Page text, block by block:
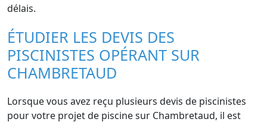
délais.
ÉTUDIER LES DEVIS DES
PISCINISTES OPÉRANT SUR
CHAMBRETAUD
Lorsque vous avez reçu plusieurs devis de piscinistes
pour votre projet de piscine sur Chambretaud, il est